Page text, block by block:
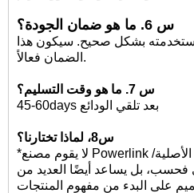
س 6. ما هو ضمان الجودة؟
بشكل صحيح. سيكون هذا
الضمان فعالاً.
س 7. ما هو وقت التسليم؟
45-60days بعد تلقي الودائع
س8، لماذا تختارنا؟
*لا يقوم مصنع Powerlink بإنتاج طلبات تصنيع المعدات الأصلية/
بل يساعد أيضًا العديد من
على البدء من مفهوم المنتجات